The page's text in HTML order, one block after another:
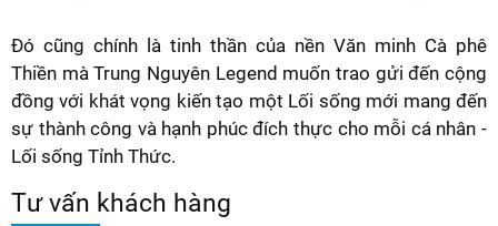
Đó cũng chính là tinh thần của nền Văn minh Cà phê
Thiền mà Trung Nguyên Legend muốn trao gửi đến cộng
đồng với khát vọng kiến tạo một Lối sống mới mang đến
sự thành công và hạnh phúc đích thực cho mỗi cá nhân -
Lối sống Tỉnh Thức.
Tư vấn khách hàng